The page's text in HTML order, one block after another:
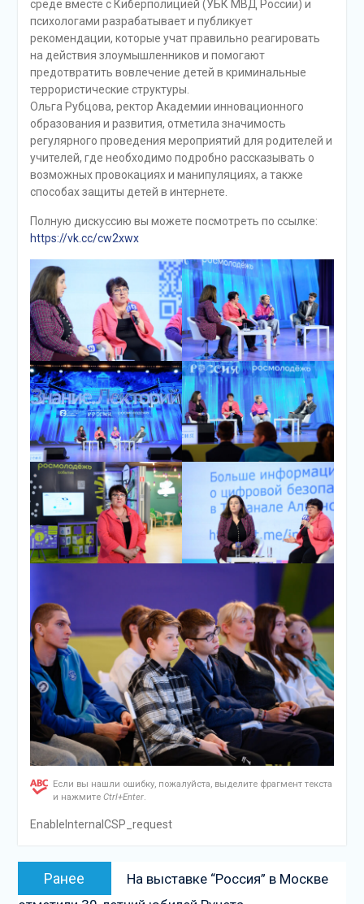
среде вместе с Киберполицией (УБК МВД России) и
психологами разрабатывает и публикует
рекомендации, которые учат правильно реагировать
на действия злоумышленников и помогают
предотвратить вовлечение детей в криминальные
террористические структуры.
Ольга Рубцова, ректор Академии инновационного
образования и развития, отметила значимость
регулярного проведения мероприятий для родителей и
учителей, где необходимо подробно рассказывать о
возможных провокациях и манипуляциях, а также
способах защиты детей в интернете.
Полную дискуссию вы можете посмотреть по ссылке:
https://vk.cc/cw2xwx
Если вы нашли ошибку, пожалуйста, выделите фрагмент текста
и нажмите Ctrl+Enter.
EnableInternalCSP_request
Навигация
Ранее
запись:
На выставке “Россия” в Москве